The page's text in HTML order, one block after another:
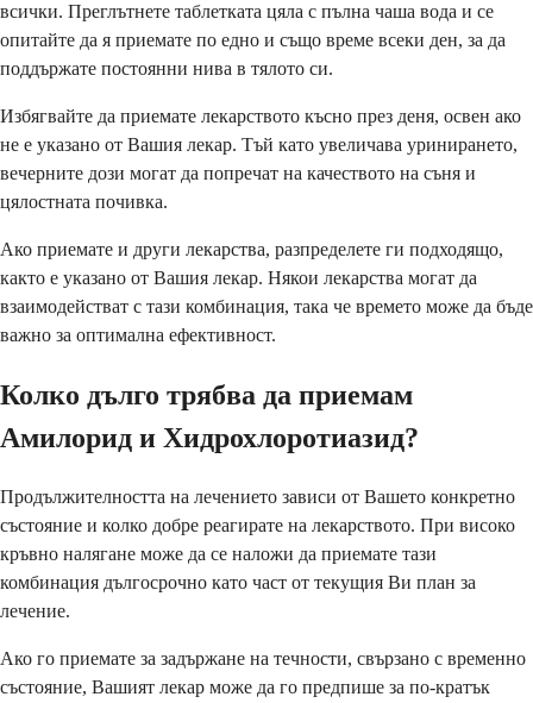
всички. Преглътнете таблетката цяла с пълна чаша вода и се
опитайте да я приемате по едно и също време всеки ден, за да
поддържате постоянни нива в тялото си.
Избягвайте да приемате лекарството късно през деня, освен ако
не е указано от Вашия лекар. Тъй като увеличава уринирането,
вечерните дози могат да попречат на качеството на съня и
цялостната почивка.
Ако приемате и други лекарства, разпределете ги подходящо,
както е указано от Вашия лекар. Някои лекарства могат да
взаимодействат с тази комбинация, така че времето може да бъде
важно за оптимална ефективност.
Колко дълго трябва да приемам
Амилорид и Хидрохлоротиазид?
Продължителността на лечението зависи от Вашето конкретно
състояние и колко добре реагирате на лекарството. При високо
кръвно налягане може да се наложи да приемате тази
комбинация дългосрочно като част от текущия Ви план за
лечение.
Ако го приемате за задържане на течности, свързано с временно
състояние, Вашият лекар може да го предпише за по-кратък